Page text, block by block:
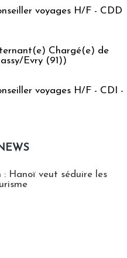
voyages H/F - CDD
Chargé(e) de
Evry (91))
voyages H/F - CDI -
Hanoï veut séduire les